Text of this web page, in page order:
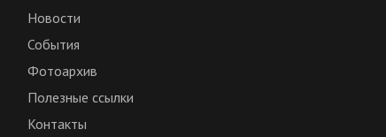
Новости
События
Фотоархив
Полезные ссылки
Контакты